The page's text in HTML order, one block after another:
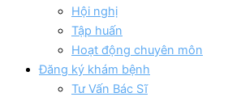
Hội nghị
Tập huấn
Hoạt động chuyên môn
Đăng ký khám bệnh
Tư Vấn Bác Sĩ